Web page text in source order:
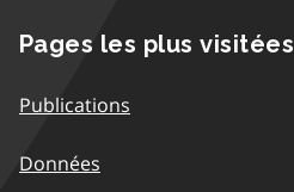
Pages les plus visitées
Publications
Données